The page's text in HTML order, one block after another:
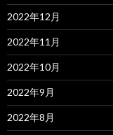
2022年12月
2022年11月
2022年10月
2022年9月
2022年8月